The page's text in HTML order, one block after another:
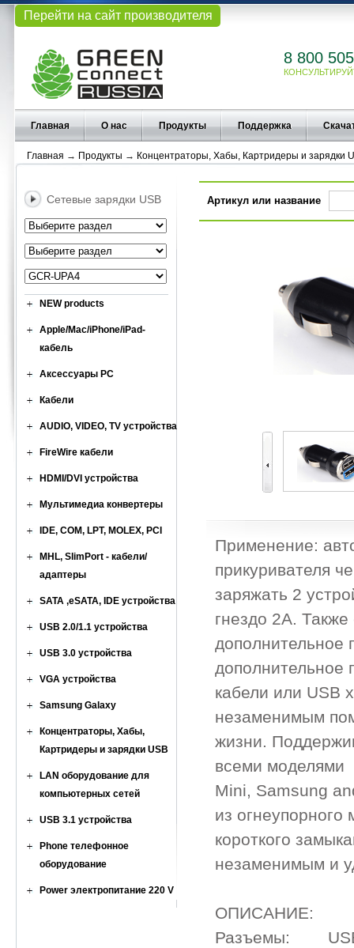
Перейти на сайт производителя
8 800
Главная О нас Продукты Поддержка
Главная → Продукты → Концентраторы, Хабы, Картридеры и зарядки
Сетевые зарядки USB
NEW products
Apple/Mac/iPhone/iPad-
кабель
Аксессуары PC
Кабели
AUDIO, VIDEO, TV устройства
FireWire кабели
HDMI/DVI устройства
Мультимедиа конвертеры
IDE, COM, LPT, MOLEX, PCI
MHL, SlimPort - кабели/
адаптеры
SATA ,eSATA, IDE устройства
USB 2.0/1.1 устройства
USB 3.0 устройства
VGA устройства
Samsung Galaxy
Концентраторы, Хабы,
Картридеры и зарядки USB
LAN оборудование для
компьютерных сетей
USB 3.1 устройства
Phone телефонное
оборудование
Power электропитание 220 V
Артикул или название
Применение:
прикуривателя
заряжать 2
гнездо 2A.
дополнительное
дополнительное
кабели или USB
незаменимым
жизни.
всеми моделями
Mini, Samsung
из
короткого
незаменимым и
ОПИСАНИЕ:
Разъемы: USB